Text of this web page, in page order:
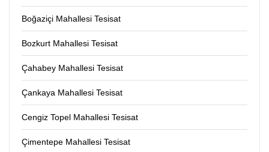
Boğaziçi Mahallesi Tesisat
Bozkurt Mahallesi Tesisat
Çahabey Mahallesi Tesisat
Çankaya Mahallesi Tesisat
Cengiz Topel Mahallesi Tesisat
Çimentepe Mahallesi Tesisat